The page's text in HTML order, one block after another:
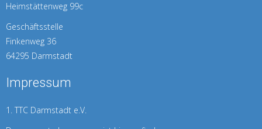
Heimstättenweg 99c
Geschäftsstelle
Finkenweg 36
64295 Darmstadt
Impressum
1. TTC Darmstadt e.V.